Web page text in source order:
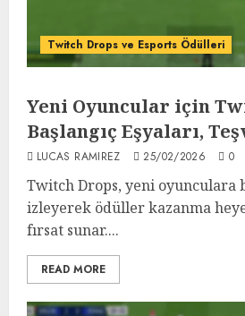
Twitch Drops ve Esports Ödülleri
Yeni Oyuncular için
Başlangıç Eşyaları,
LUCAS RAMIREZ 25/02/2026 0
Twitch Drops, yeni oyunculara
izleyerek ödüller kazanma
fırsat sunar....
READ MORE